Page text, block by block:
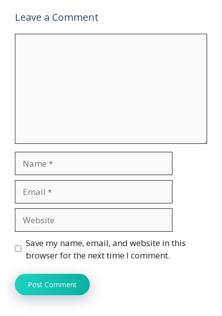
Leave a Comment
Save my name, email, and website in this
browser for the next time I comment.